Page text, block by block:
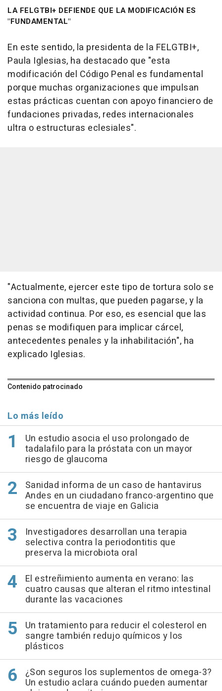
LA FELGTBI+ DEFIENDE QUE LA MODIFICACIÓN ES
"FUNDAMENTAL"
En este sentido, la presidenta de la FELGTBI+,
Paula Iglesias, ha destacado que "esta
modificación del Código Penal es fundamental
porque muchas organizaciones que impulsan
estas prácticas cuentan con apoyo financiero de
fundaciones privadas, redes internacionales
ultra o estructuras eclesiales".
"Actualmente, ejercer este tipo de tortura solo se
sanciona con multas, que pueden pagarse, y la
actividad continua. Por eso, es esencial que las
penas se modifiquen para implicar cárcel,
antecedentes penales y la inhabilitación", ha
explicado Iglesias.
Contenido patrocinado
Lo más leído
Un estudio asocia el uso prolongado de
tadalafilo para la próstata con un mayor
riesgo de glaucoma
Sanidad informa de un caso de hantavirus
Andes en un ciudadano franco-argentino que
se encuentra de viaje en Galicia
Investigadores desarrollan una terapia
selectiva contra la periodontitis que
preserva la microbiota oral
El estreñimiento aumenta en verano: las
cuatro causas que alteran el ritmo intestinal
durante las vacaciones
Un tratamiento para reducir el colesterol en
sangre también redujo químicos y los
plásticos
¿Son seguros los suplementos de omega-3?
Un estudio aclara cuándo pueden aumentar